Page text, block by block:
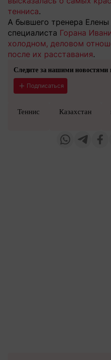
тенниса.
А бывшего тренера
специалиста Горана
холодном, деловом
после их расставания.
Следите за нашими новостями
Подписаться
Теннис Казахстан